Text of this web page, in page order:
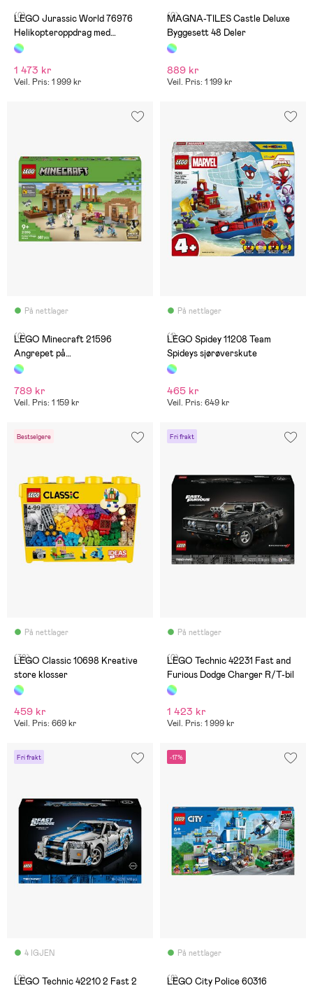
(0)
LEGO Jurassic World 76976
Helikopteroppdrag med
spinosaurus og quetzalcoatlus
1 473 kr
Veil. Pris: 1 999 kr
(0)
MAGNA-TILES Castle Deluxe
Byggesett 48 Deler
889 kr
Veil. Pris: 1 199 kr
På nettlager
(0)
LEGO Minecraft 21596
Angrepet på
åndemanerlandsbyen
789 kr
Veil. Pris: 1 159 kr
På nettlager
(1)
LEGO Spidey 11208 Team
Spideys sjørøverskute
465 kr
Veil. Pris: 649 kr
Bestselgere
På nettlager
(39)
LEGO Classic 10698 Kreative
store klosser
459 kr
Veil. Pris: 669 kr
Fri frakt
På nettlager
(0)
LEGO Technic 42231 Fast and
Furious Dodge Charger R/T-bil
1 423 kr
Veil. Pris: 1 999 kr
Fri frakt
4 IGJEN
(0)
LEGO Technic 42210 2 Fast 2
-17%
På nettlager
(8)
LEGO City Police 60316